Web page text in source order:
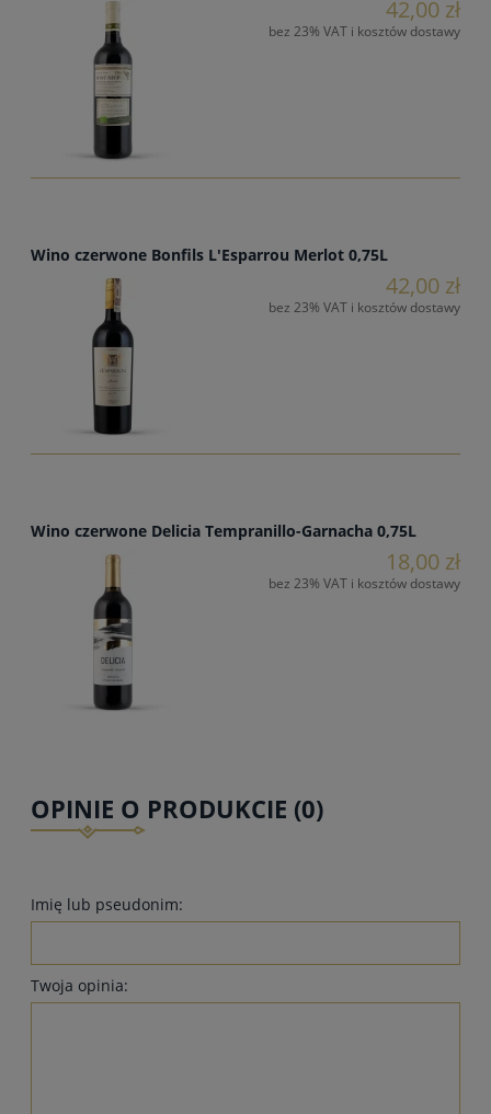
42,00 zł
bez 23% VAT i kosztów dostawy
Wino czerwone Bonfils L'Esparrou Merlot 0,75L
42,00 zł
bez 23% VAT i kosztów dostawy
Wino czerwone Delicia Tempranillo-Garnacha 0,75L
18,00 zł
bez 23% VAT i kosztów dostawy
OPINIE O PRODUKCIE (0)
Imię lub pseudonim:
Twoja opinia: